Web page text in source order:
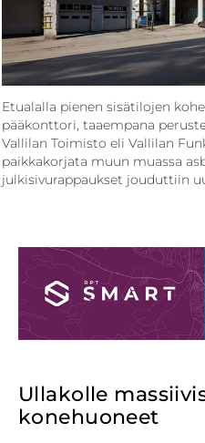
Etualalla pienen sisätilojen
pääkonttori, taaempana
Vallilan Toimisto eli Vallilan
paikkakorjata muun muassa
julkisivurappaukset jouduttiin
Ullakolle
konehuoneet